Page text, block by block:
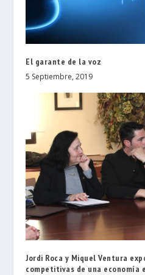
El garante de la voz
5 Septiembre, 2019
Jordi Roca y Miquel Ventura
competitivas de una economía